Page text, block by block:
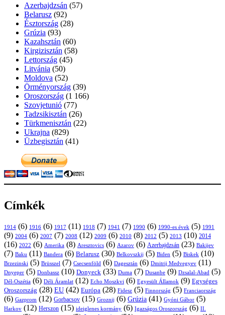
Azerbajdzsán (57)
Belarusz (92)
Észtország (28)
Grúzia (93)
Kazahsztán (60)
Kirgizisztán (58)
Lettország (45)
Litvánia (50)
Moldova (52)
Örményország (39)
Oroszország (1 166)
Szovjetunió (77)
Tadzsikisztán (26)
Türkmenisztán (22)
Ukrajna (829)
Üzbegisztán (41)
Címkék
1914 (6) 1916 (6) 1917 (11) 1918 (7) 1941 (7) 1990 (6) 1990-es évek (5) 1991
(9) 2004 (6) 2007 (7) 2008 (12) 2009 (6) 2010 (8) 2012 (5) 2013 (10) 2014
(16) 2022 (6) Amerika (8) Aresztovics (6) Azarov (6) Azerbajdzsán (23) Bakijev
(7) Baku (11) Bandera (6) Belarusz (30) Belkovszkij (5) Biden (5) Biskek (10)
Brzezinski (5) Brüsszel (7) Csecsenföld (6) Dagesztán (6) Dmitrij Medvegyev (11)
Dnyeper (5) Donbassz (10) Donyeck (33) Duma (7) Dusanbe (9) Dzsalal-Abad (5)
Dél-Oszétia (6) Déli Áramlat (12) Echo Moszkvi (6) Egyesült Államok (9) Egységes
Oroszország (28) EU (42) Európa (28) Fidesz (5) Finnország (5) Franciaország
(6) Gazprom (12) Gorbacsov (15) Groznij (6) Grúzia (41) Gyóni Gábor (5)
Harkov (12) Herszon (15) ideiglenes kormány (6) Igazságos Oroszország (6) II.